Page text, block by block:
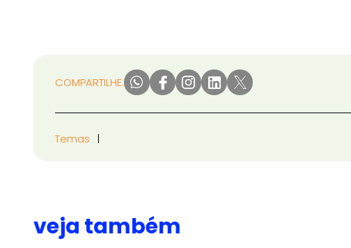
COMPARTILHE:
Temas
veja também